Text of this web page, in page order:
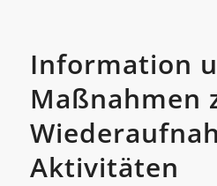
Information
Maßnahmen
Aktivitäten